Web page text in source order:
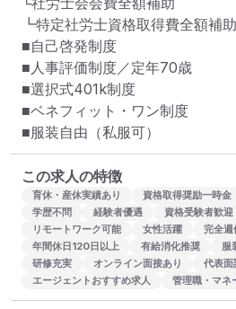
┗特定社労士資格取得費全額補
■自己啓発制度
■人事評価制度／定年70歳
■選択式401k制度
■ベネフィット・ワン制度
■服装自由（私服可）
この求人の特徴
育休・産休実績あり 資格取得奨励一時金
学歴不問
経験者優遇 資格受験者歓迎
リモートワーク可能
女性活躍
完全週
年間休日120日以上
有給消化推奨 服
研修充実
オンライン面接あり 代表面
エージェントおすすめ求人
管理職・マネ